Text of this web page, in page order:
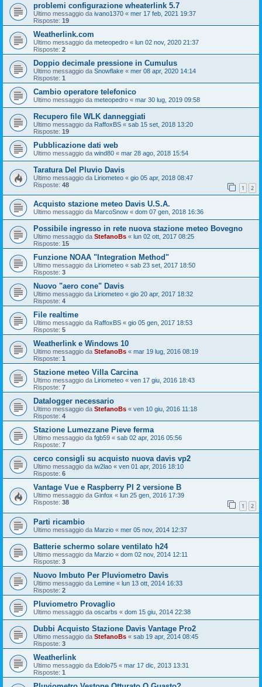
problemi configurazione wheaterlink 5.7
Ultimo messaggio da ivano1370 « mer 17 feb, 2021 19:37
Risposte: 19
Weatherlink.com
Ultimo messaggio da meteopedro « lun 02 nov, 2020 21:37
Risposte: 2
Doppio decimale pressione in Cumulus
Ultimo messaggio da Snowflake « mer 08 apr, 2020 14:14
Risposte: 1
Cambio operatore telefonico
Ultimo messaggio da meteopedro « mar 30 lug, 2019 09:58
Recupero file WLK danneggiati
Ultimo messaggio da RaffoxBS « sab 15 set, 2018 13:20
Risposte: 19
Pubblicazione dati web
Ultimo messaggio da wind80 « mar 28 ago, 2018 15:54
Taratura Del Pluvio Davis
Ultimo messaggio da Liriometeo « gio 05 apr, 2018 08:47
Risposte: 48 1 2
Acquisto stazione meteo Davis U.S.A.
Ultimo messaggio da MarcoSnow « dom 07 gen, 2018 16:36
Possibile ingresso in rete nuova stazione meteo Bovegno
Ultimo messaggio da StefanoBs « lun 02 ott, 2017 08:25
Risposte: 15
Funzione NOAA "Integration Method"
Ultimo messaggio da Liriometeo « sab 23 set, 2017 18:50
Risposte: 3
Nuovo "aero cone" Davis
Ultimo messaggio da Liriometeo « gio 20 apr, 2017 18:32
Risposte: 4
File realtime
Ultimo messaggio da RaffoxBS « gio 05 gen, 2017 18:53
Risposte: 5
Weatherlink e Windows 10
Ultimo messaggio da StefanoBs « mar 19 lug, 2016 08:19
Risposte: 1
Stazione meteo Villa Carcina
Ultimo messaggio da Liriometeo « ven 17 giu, 2016 18:43
Risposte: 7
Datalogger necessario
Ultimo messaggio da StefanoBs « ven 10 giu, 2016 11:18
Risposte: 4
Stazione Lumezzane Pieve ferma
Ultimo messaggio da fgb59 « sab 02 apr, 2016 05:56
Risposte: 7
cerco consigli su acquisto nuova davis vp2
Ultimo messaggio da iw2lao « ven 01 apr, 2016 18:10
Risposte: 6
Vantage Vue e Raspberry PI 2 versione B
Ultimo messaggio da Ginfox « lun 25 gen, 2016 17:39
Risposte: 38 1 2
Parti ricambio
Ultimo messaggio da Marzio « mer 05 nov, 2014 12:37
Batterie schermo solare ventilato h24
Ultimo messaggio da Marzio « dom 02 nov, 2014 12:11
Risposte: 3
Nuovo Imbuto Per Pluviometro Davis
Ultimo messaggio da Lemine « lun 13 ott, 2014 16:33
Risposte: 2
Pluviometro Provaglio
Ultimo messaggio da oscarbs « dom 15 giu, 2014 22:38
Dubbi Acquisto Stazione Davis Vantage Pro2
Ultimo messaggio da StefanoBs « sab 19 apr, 2014 08:45
Risposte: 3
Weatherlink
Ultimo messaggio da Edolo75 « mar 17 dic, 2013 13:31
Risposte: 1